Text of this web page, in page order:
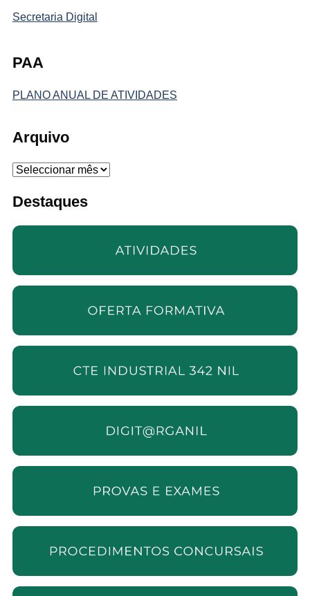
Secretaria Digital
PAA
PLANO ANUAL DE ATIVIDADES
Arquivo
Arquivo
Destaques